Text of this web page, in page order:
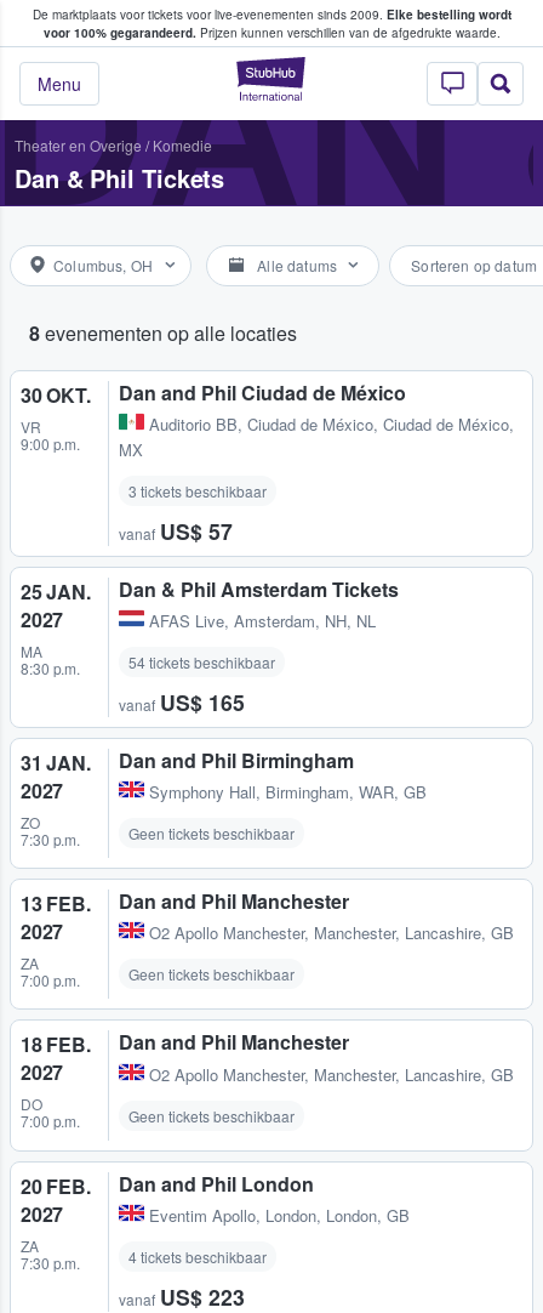
De marktplaats voor tickets voor live-evenementen sinds 2009. Elke bestelling wordt
voor 100% gegarandeerd.Prijzen kunnen verschillen van de afgedrukte waarde.
StubHub: waar
Menu
tickets kopen en verkopen
Theater en Overige / Komedie
Dan & Phil Tickets
Columbus, OH Alle datums Sorteren op datum
8evenementen op alle locaties
30 OKT.
VR
9:00 p.m.
Dan and Phil Ciudad de México
Auditorio BB, Ciudad de México, Ciudad de México,
MX
3 tickets beschikbaar
vanaf US$ 57
25 JAN.
2027
MA
8:30 p.m.
Dan & Phil Amsterdam Tickets
AFAS Live, Amsterdam, NH, NL
54 tickets beschikbaar
vanaf US$ 165
31 JAN.
2027
ZO
7:30 p.m.
Dan and Phil Birmingham
Symphony Hall, Birmingham, WAR, GB
Geen tickets beschikbaar
13 FEB.
2027
ZA
7:00 p.m.
Dan and Phil Manchester
O2 Apollo Manchester, Manchester, Lancashire, GB
Geen tickets beschikbaar
18 FEB.
2027
DO
7:00 p.m.
Dan and Phil Manchester
O2 Apollo Manchester, Manchester, Lancashire, GB
Geen tickets beschikbaar
20 FEB.
2027
ZA
7:30 p.m.
Dan and Phil London
Eventim Apollo, London, London, GB
4 tickets beschikbaar
vanaf US$ 223